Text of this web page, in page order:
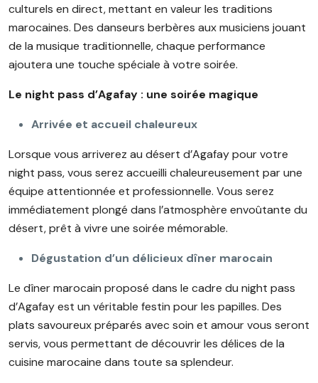
culturels en direct, mettant en valeur les traditions
marocaines. Des danseurs berbères aux musiciens jouant
de la musique traditionnelle, chaque performance
ajoutera une touche spéciale à votre soirée.
Le night pass d’Agafay : une soirée magique
Arrivée et accueil chaleureux
Lorsque vous arriverez au désert d’Agafay pour votre
night pass, vous serez accueilli chaleureusement par une
équipe attentionnée et professionnelle. Vous serez
immédiatement plongé dans l’atmosphère envoûtante du
désert, prêt à vivre une soirée mémorable.
Dégustation d’un délicieux dîner marocain
Le dîner marocain proposé dans le cadre du night pass
d’Agafay est un véritable festin pour les papilles. Des
plats savoureux préparés avec soin et amour vous seront
servis, vous permettant de découvrir les délices de la
cuisine marocaine dans toute sa splendeur.